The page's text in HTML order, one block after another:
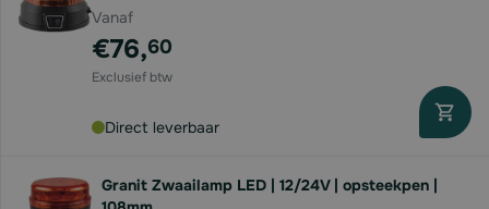
Vanaf
€76,60
Direct leverbaar
Granit Zwaailamp LED | 12/24V | opsteekpen |